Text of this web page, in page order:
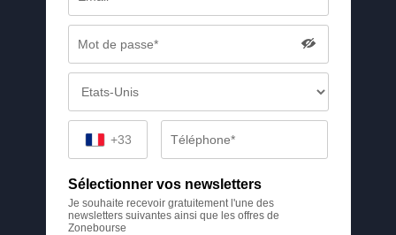
+33
Sélectionner vos newsletters
Je souhaite recevoir gratuitement l'une des
newsletters suivantes ainsi que les offres de
Zonebourse